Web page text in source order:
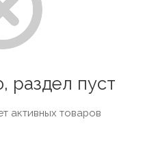
раздел пуст
активных товаров